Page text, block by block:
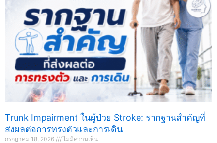
Trunk Impairment ในผู้ป่วย Stroke: รากฐานสำคัญที่
ส่งผลต่อการทรงตัวและการเดิน
กรกฎาคม 18, 2026 ไม่มีความเห็น